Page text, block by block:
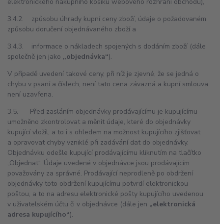
3.4.2. způsobu úhrady kupní ceny zboží, údaje o požadovaném
způsobu doručení objednávaného zboží a
3.4.3. informace o nákladech spojených s dodáním zboží (dále
společně jen jako „objednávka“).
V případě uvedení takové ceny, při níž je zjevné, že se jedná o
chybu v psaní a číslech, není tato cena závazná a kupní smlouva
není uzavřena.
3.5. Před zasláním objednávky prodávajícímu je kupujícímu
umožněno zkontrolovat a měnit údaje, které do objednávky
kupující vložil, a to i s ohledem na možnost kupujícího zjišťovat
a opravovat chyby vzniklé při zadávání dat do objednávky.
Objednávku odešle kupující prodávajícímu kliknutím na tlačítko
„Objednat“. Údaje uvedené v objednávce jsou prodávajícím
považovány za správné. Prodávající neprodleně po obdržení
objednávky toto obdržení kupujícímu potvrdí elektronickou
poštou, a to na adresu elektronické pošty kupujícího uvedenou
v uživatelském účtu či v objednávce (dále jen „elektronická
adresa kupujícího“).